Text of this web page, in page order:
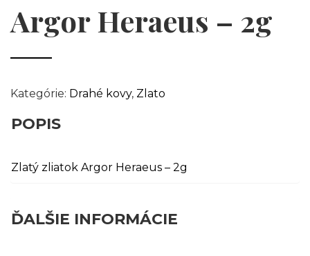
TVÁRE ATT
MÉDIÁ
KONTAKT
Argor Heraeus – 2g
Kategórie: Drahé kovy, Zlato
POPIS
Zlatý zliatok Argor Heraeus – 2g
ĎALŠIE INFORMÁCIE